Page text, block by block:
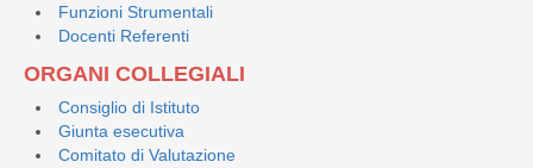
Funzioni Strumentali
Docenti Referenti
ORGANI COLLEGIALI
Consiglio di Istituto
Giunta esecutiva
Comitato di Valutazione